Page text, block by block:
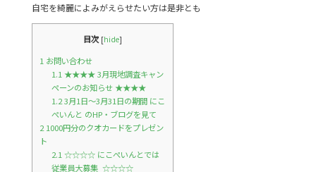
自宅を綺麗によみがえらせたい方は是非とも
目次 [hide]
1お問い合わせ
1.1★★★★ 3月現地調査キャン
ペーンのお知らせ ★★★★
1.23月1日～3月31日の期間 にこ
ぺいんと のHP・ブログを見て
21000円分のクオカードをプレゼン
ト
2.1☆☆☆☆ にこぺいんとでは
従業員大募集 ☆☆☆☆